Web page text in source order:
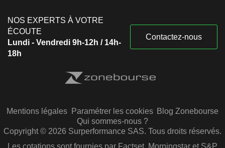
NOS EXPERTS À VOTRE
ÉCOUTE
Lundi - Vendredi 9h-12h / 14h-
18h
Contactez-nous
Mentions légales Paramétrer les cookies Blog Zonebourse
Qui sommes-nous ?
Copyright © 2026 Surperformance SAS. Tous droits réservés.
Les cotations sont fournies par Factset, Morningstar et S&P